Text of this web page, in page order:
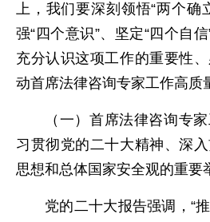
上，我们要深刻领悟“两个确
强“四个意识”、坚定“四个自信
充分认识这项工作的重要性
动首席法律咨询专家工作高质
（一）首席法律咨询专
习贯彻党的二十大精神、深
思想和总体国家安全观的重要
党的二十大报告强调，“